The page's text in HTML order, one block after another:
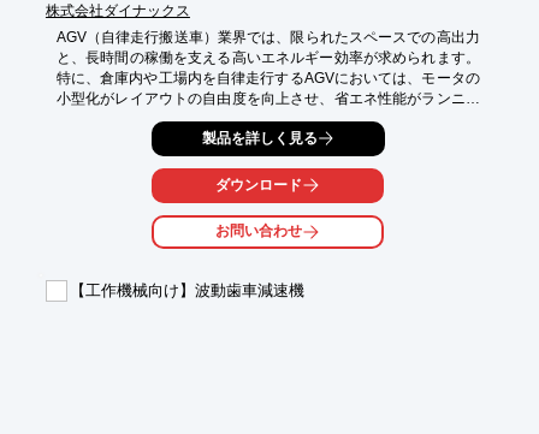
株式会社ダイナックス
AGV（自律走行搬送車）業界では、限られたスペースでの高出力
と、長時間の稼働を支える高いエネルギー効率が求められます。
特に、倉庫内や工場内を自律走行するAGVにおいては、モータの
小型化がレイアウトの自由度を向上させ、省エネ性能がランニン
グコストを左右します。アキシャルギャップ型モータは、これら
の課題に応えるために開発されました。
【活用シーン】
・倉庫内の搬送AGV
・工場内の部品搬送AGV
・屋外での運搬AGV
・AGVの小型化・軽量化
製品を詳しく見る
ダウンロード
お問い合わせ
【工作機械向け】波動歯車減速機